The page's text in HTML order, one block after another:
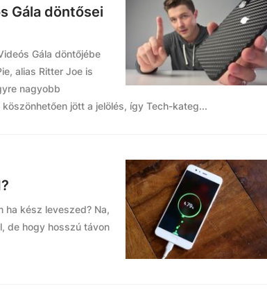
Gála döntősei
Gála döntőjébe
alias Ritter Joe is
nagyobb
jött a jelölés, így Tech-kateg...
ha kész leveszed? Na,
de hogy hosszú távon